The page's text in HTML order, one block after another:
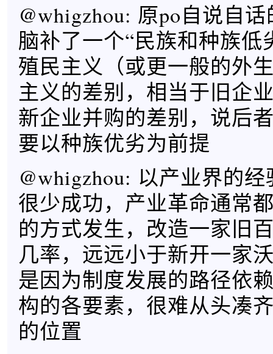
@whigzhou: 原po自说自
脑补了一个“民族和种族低
殖民主义（或更一般的外
主义的差别，相当于旧企
新企业并购的差别，说后
要以种族优劣为前提
@whigzhou: 以产业界的
很少成功，产业革命通常
的方式发生，改造一家旧
几率，远远小于新开一家
是因为制度发展的路径依
构的各要素，很难从头凑
的位置